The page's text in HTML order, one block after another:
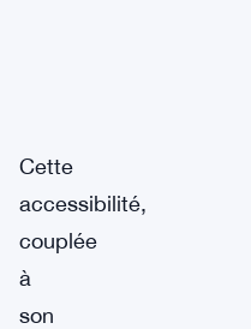
Cette
accessibilité,
couplée
à
son